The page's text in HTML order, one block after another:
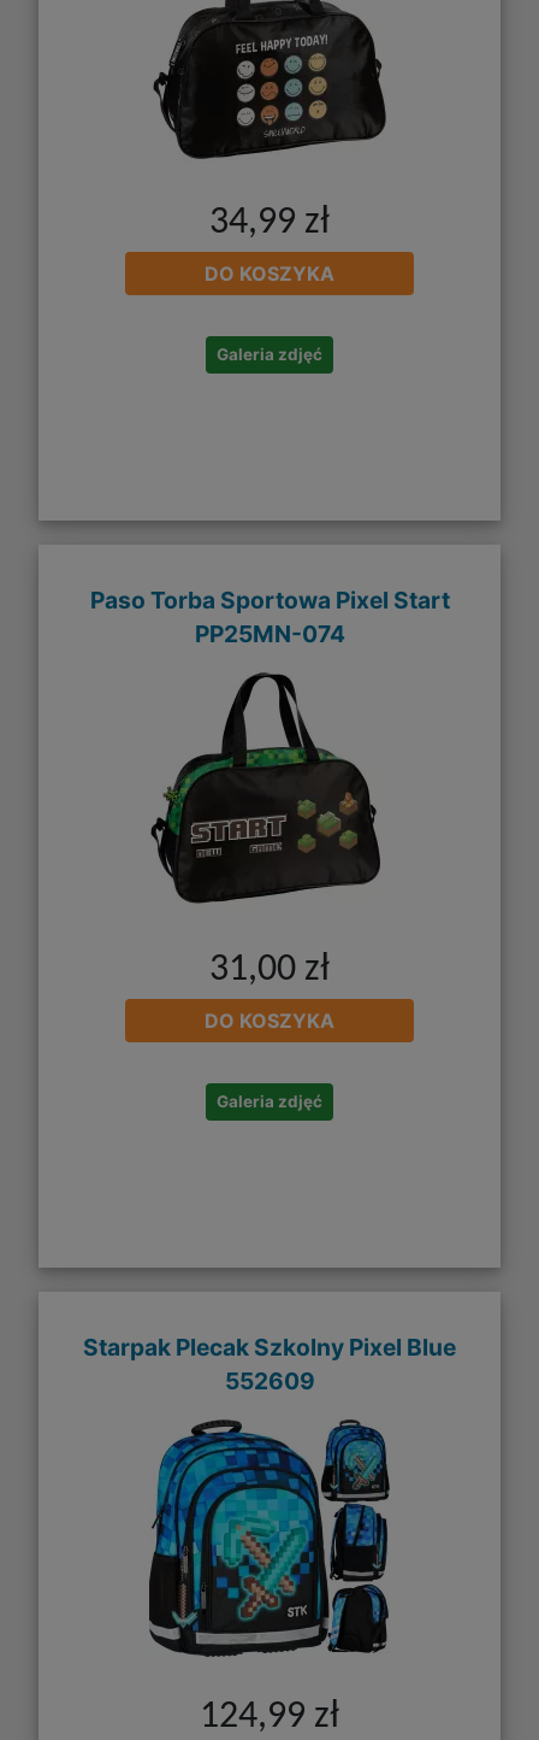
34,99 zł
DO KOSZYKA
Galeria zdjęć
Paso Torba Sportowa Pixel Start
PP25MN-074
31,00 zł
DO KOSZYKA
Galeria zdjęć
Starpak Plecak Szkolny Pixel Blue
552609
124,99 zł